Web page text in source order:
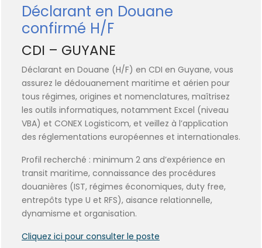
Déclarant en Douane
confirmé H/F
CDI – GUYANE
Déclarant en Douane (H/F) en CDI en Guyane, vous
assurez le dédouanement maritime et aérien pour
tous régimes, origines et nomenclatures, maîtrisez
les outils informatiques, notamment Excel (niveau
VBA) et CONEX Logisticom, et veillez à l’application
des réglementations européennes et internationales.
Profil recherché : minimum 2 ans d’expérience en
transit maritime, connaissance des procédures
douanières (IST, régimes économiques, duty free,
entrepôts type U et RFS), aisance relationnelle,
dynamisme et organisation.
Cliquez ici pour consulter le poste